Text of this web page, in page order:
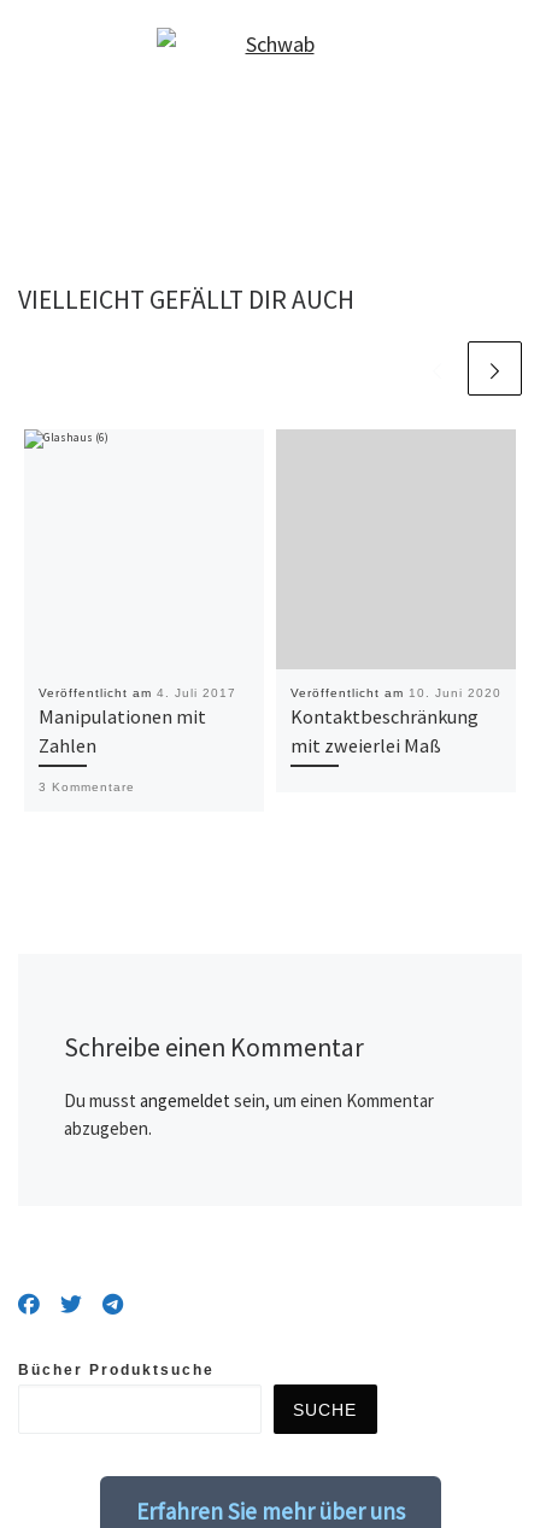
VIELLEICHT GEFÄLLT DIR AUCH
Veröffentlicht am 4. Juli 2017
Manipulationen mit
Zahlen
3 Kommentare
Veröffentlicht am 10. Juni 2020
Kontaktbeschränkung
mit zweierlei Maß
Schreibe einen Kommentar
Du musst angemeldet sein, um einen Kommentar
abzugeben.
Bücher Produktsuche
SUCHE
Erfahren Sie mehr über uns